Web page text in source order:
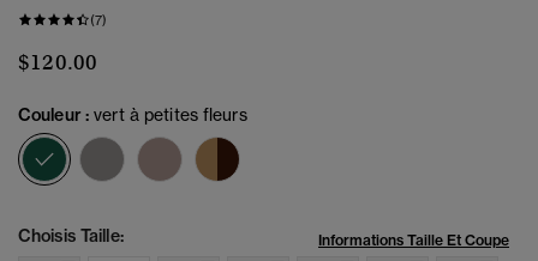
(7)
$120.00
Couleur :vert à petites fleurs
sélectionné
Choisis Taille: Informations Taille Et Coupe